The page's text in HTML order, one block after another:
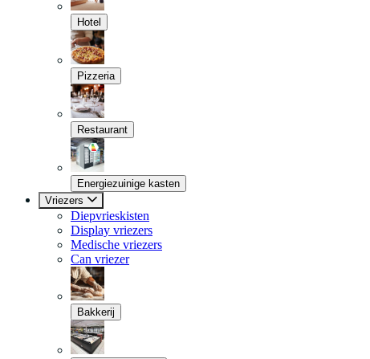
Hotel
Pizzeria
Restaurant
Energiezuinige kasten
Vriezers
Diepvrieskisten
Display vriezers
Medische vriezers
Can vriezer
Bakkerij